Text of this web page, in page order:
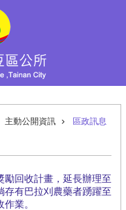
主動公開資訊 區政訊息
勵回收計畫，延長辦理至
存有巴拉刈農藥者踴躍至
業。